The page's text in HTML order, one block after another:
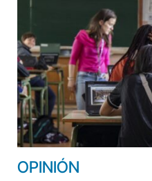
OPINIÓN